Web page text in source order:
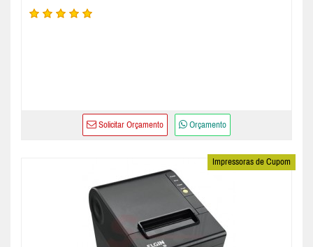
Solicitar Orçamento Orçamento
Impressoras de Cupom